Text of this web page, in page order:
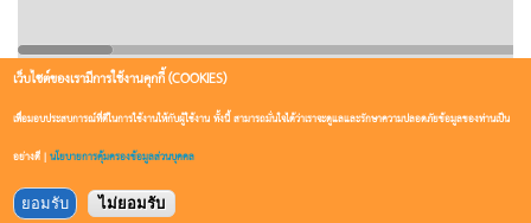
เว็บไซต์ของเรามีการใช้งานคุกกี้ (COOKIES)
เพื่อมอบประสบการณ์ที่ดีในการใช้งานให้กับผู้ใช้งาน ทั้งนี้ สามารถมั่นใจได้ว่าเราจะดูแลและรักษาความปลอดภัยข้อมูลของท่านเป็น
อย่างดี |นโยบายการคุ้มครองข้อมูลส่วนบุคคล
ยอมรับ ไม่ยอมรับ